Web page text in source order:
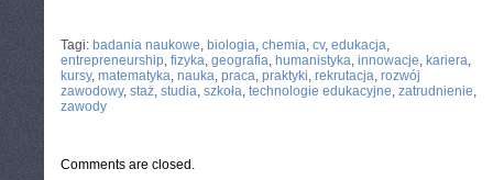
Tagi: badania naukowe, biologia, chemia, cv, edukacja,
entrepreneurship, fizyka, geografia, humanistyka, innowacje, kariera,
kursy, matematyka, nauka, praca, praktyki, rekrutacja, rozwój
zawodowy, staż, studia, szkoła, technologie edukacyjne, zatrudnienie,
zawody
Comments are closed.